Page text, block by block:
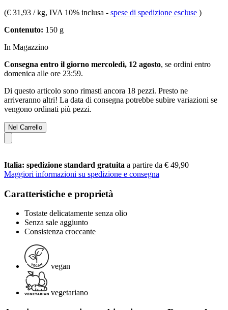
(€ 31,93 / kg, IVA 10% inclusa - spese di spedizione escluse )
Contenuto: 150 g
In Magazzino
Consegna entro il giorno mercoledì, 12 agosto, se ordini entro
domenica alle ore 23:59.
Di questo articolo sono rimasti ancora 18 pezzi. Presto ne
arriveranno altri! La data di consegna potrebbe subire variazioni se
vengono ordinati più pezzi.
Nel Carrello
Italia: spedizione standard gratuita a partire da € 49,90
Maggiori informazioni su spedizione e consegna
Caratteristiche e proprietà
Tostate delicatamente senza olio
Senza sale aggiunto
Consistenza croccante
vegan
vegetariano